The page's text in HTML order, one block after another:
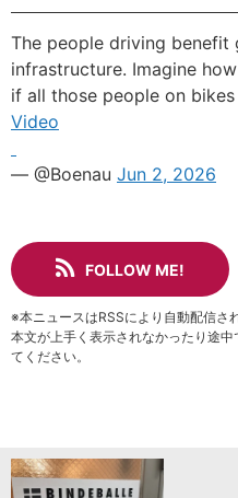
The people driving benefit
infrastructure. Imagine
if all those people on
Video
— @Boenau Jun 2, 2026
FOLLOW ME!
※本ニュースはRSSにより自動配信さ
本文が上手く表示されなかったり途
てください。